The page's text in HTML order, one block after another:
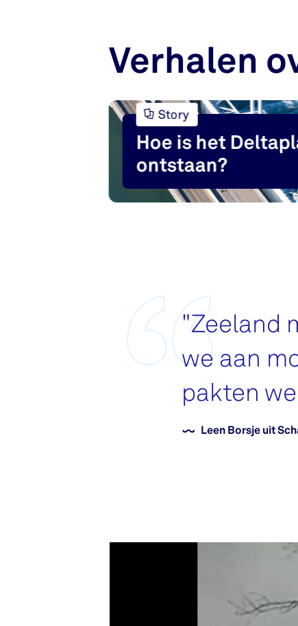
Verhalen
Story
Hoe is het
ontstaan?
"Zeeland
we aan
pakten
Leen Borsje uit